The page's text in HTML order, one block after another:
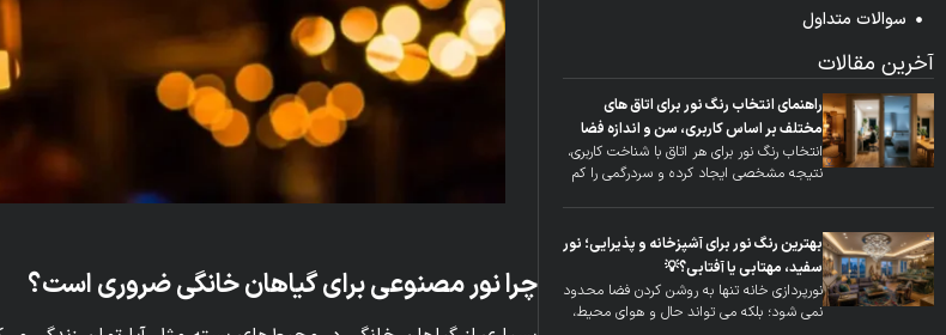
سوالات متداول
آخرین مقالات
راهنمای انتخاب رنگ نور برای اتاق‌ های
مختلف بر اساس کاربری، سن و اندازه فضا
انتخاب رنگ نور برای هر اتاق با شناخت کاربری،
نتیجه مشخصی ایجاد کرده و سردرگمی را کم
در چه مکانی لازم است. تفاوت نور اتاق‌خواب،
نشیمن و آشپزخانه به زبان ساده بیان می‌شود.
اثر نور ملایم بر آرامش و نور […]
بهترین رنگ نور برای آشپزخانه و پذیرایی؛ نور
سفید، مهتابی یا آفتابی؟💡
نورپردازی خانه تنها به روشن کردن فضا محدود
نمی‌ شود؛ بلکه می‌ تواند حال‌ و هوای محیط،
چرا نور مصنوعی برای گیاهان خانگی ضروری است؟